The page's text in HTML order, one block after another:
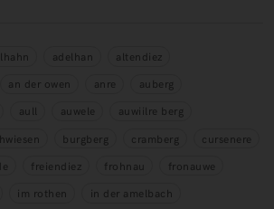
adelhan
altendiez
an der owen anre
auberg
aull auwele
auwiilre berg
burgberg cramberg
cursenere
freiendiez frohnau
fronauwe
im rothen in der amelbach